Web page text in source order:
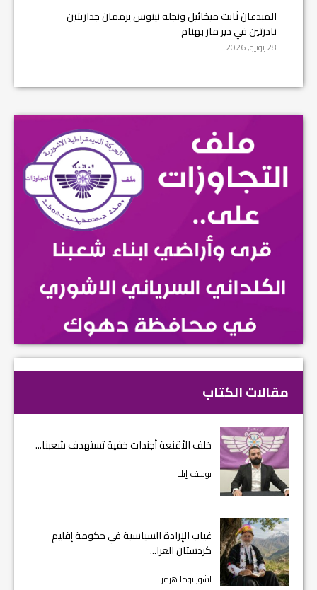
المبدعان ثابت ميخائيل ونجله نينوس يرممان جداريتين
نادرتين في دير مار بهنام
28 يونيو, 2026
مقالات الكتاب
خلف الأقنعة أجندات خفية تستهدف شعبنا...
يوسف إيليا
غياب الإرادة السياسية في حكومة إقليم
كردستان العرا...
اشور توما هرمز